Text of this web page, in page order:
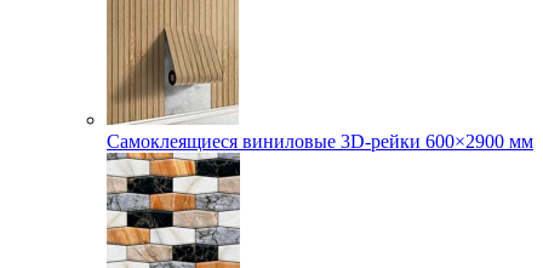
Самоклеящиеся виниловые 3D‑рейки 600×2900 мм